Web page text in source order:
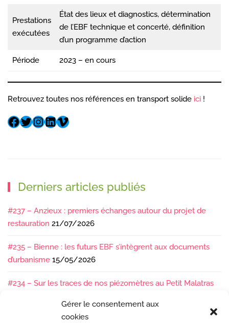
Gérer le consentement aux
cookies
Prestations
exécutées
État des lieux et diagnostics, détermination
de l’EBF technique et concerté, définition
d’un programme d’action
Période 2023 – en cours
Retrouvez toutes nos références en transport solide ici !
Derniers articles publiés
#237 – Anzieux : premiers échanges autour du projet de
restauration 21/07/2026
#235 – Bienne : les futurs EBF s’intègrent aux documents
d’urbanisme 15/05/2026
#234 – Sur les traces de nos piézomètres au Petit Malatras
#233 – Les sédiments, ça se suit en équipe !